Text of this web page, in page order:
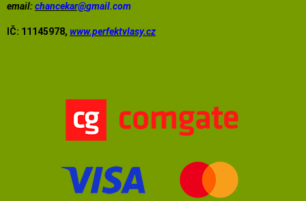
email:chancekar@gmail.com
IČ: 11145978, www.perfektvlasy.cz